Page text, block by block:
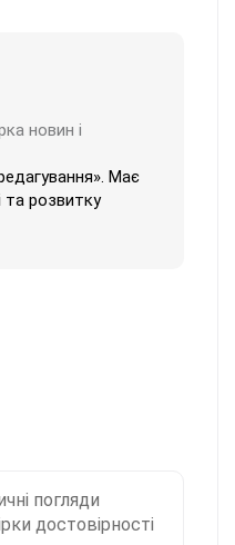
новин і
Має
та розвитку
погляди
достовірності